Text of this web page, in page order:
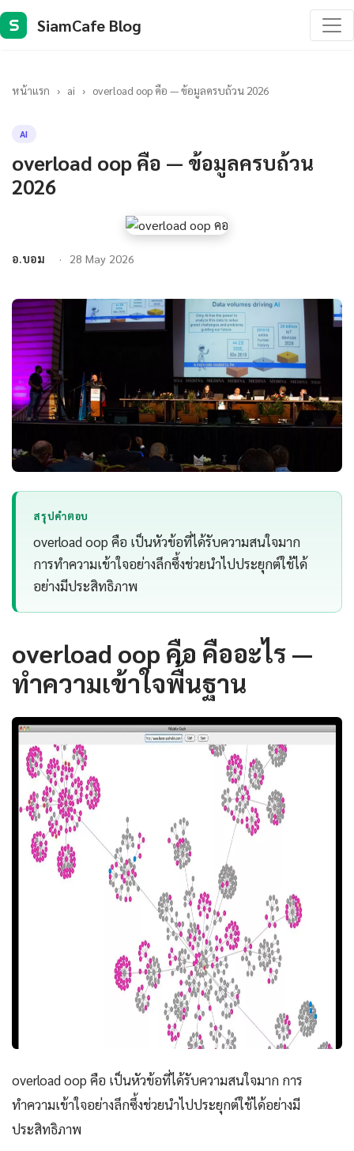
S SiamCafe Blog
หน้าแรก › ai › overload oop คือ — ข้อมูลครบถ้วน 2026
AI
overload oop คือ — ข้อมูลครบถ้วน
2026
อ.บอม 28 May 2026
สรุปคำตอบ
overload oop คือ เป็นหัวข้อที่ได้รับความสนใจมาก
การทำความเข้าใจอย่างลึกซึ้งช่วยนำไปประยุกต์ใช้ได้
อย่างมีประสิทธิภาพ
overload oop คือ คืออะไร —
ทำความเข้าใจพื้นฐาน
overload oop คือ เป็นหัวข้อที่ได้รับความสนใจมาก การ
ทำความเข้าใจอย่างลึกซึ้งช่วยนำไปประยุกต์ใช้ได้อย่างมี
ประสิทธิภาพ